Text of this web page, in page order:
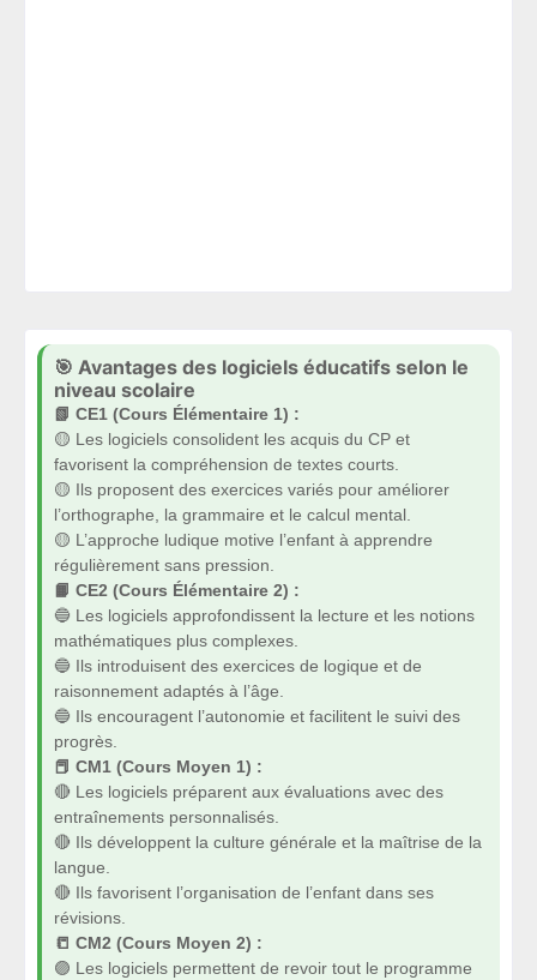
🎯 Avantages des logiciels éducatifs selon le
niveau scolaire
📗 CE1 (Cours Élémentaire 1) :
🟡 Les logiciels consolident les acquis du CP et
favorisent la compréhension de textes courts.
🟡 Ils proposent des exercices variés pour améliorer
l’orthographe, la grammaire et le calcul mental.
🟡 L’approche ludique motive l’enfant à apprendre
régulièrement sans pression.
📙 CE2 (Cours Élémentaire 2) :
🔵 Les logiciels approfondissent la lecture et les notions
mathématiques plus complexes.
🔵 Ils introduisent des exercices de logique et de
raisonnement adaptés à l’âge.
🔵 Ils encouragent l’autonomie et facilitent le suivi des
progrès.
📕 CM1 (Cours Moyen 1) :
🔴 Les logiciels préparent aux évaluations avec des
entraînements personnalisés.
🔴 Ils développent la culture générale et la maîtrise de la
langue.
🔴 Ils favorisent l’organisation de l’enfant dans ses
révisions.
📒 CM2 (Cours Moyen 2) :
🟣 Les logiciels permettent de revoir tout le programme